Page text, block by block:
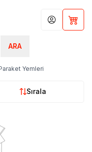
ARA
Hesabım
Yemleri
Sırala